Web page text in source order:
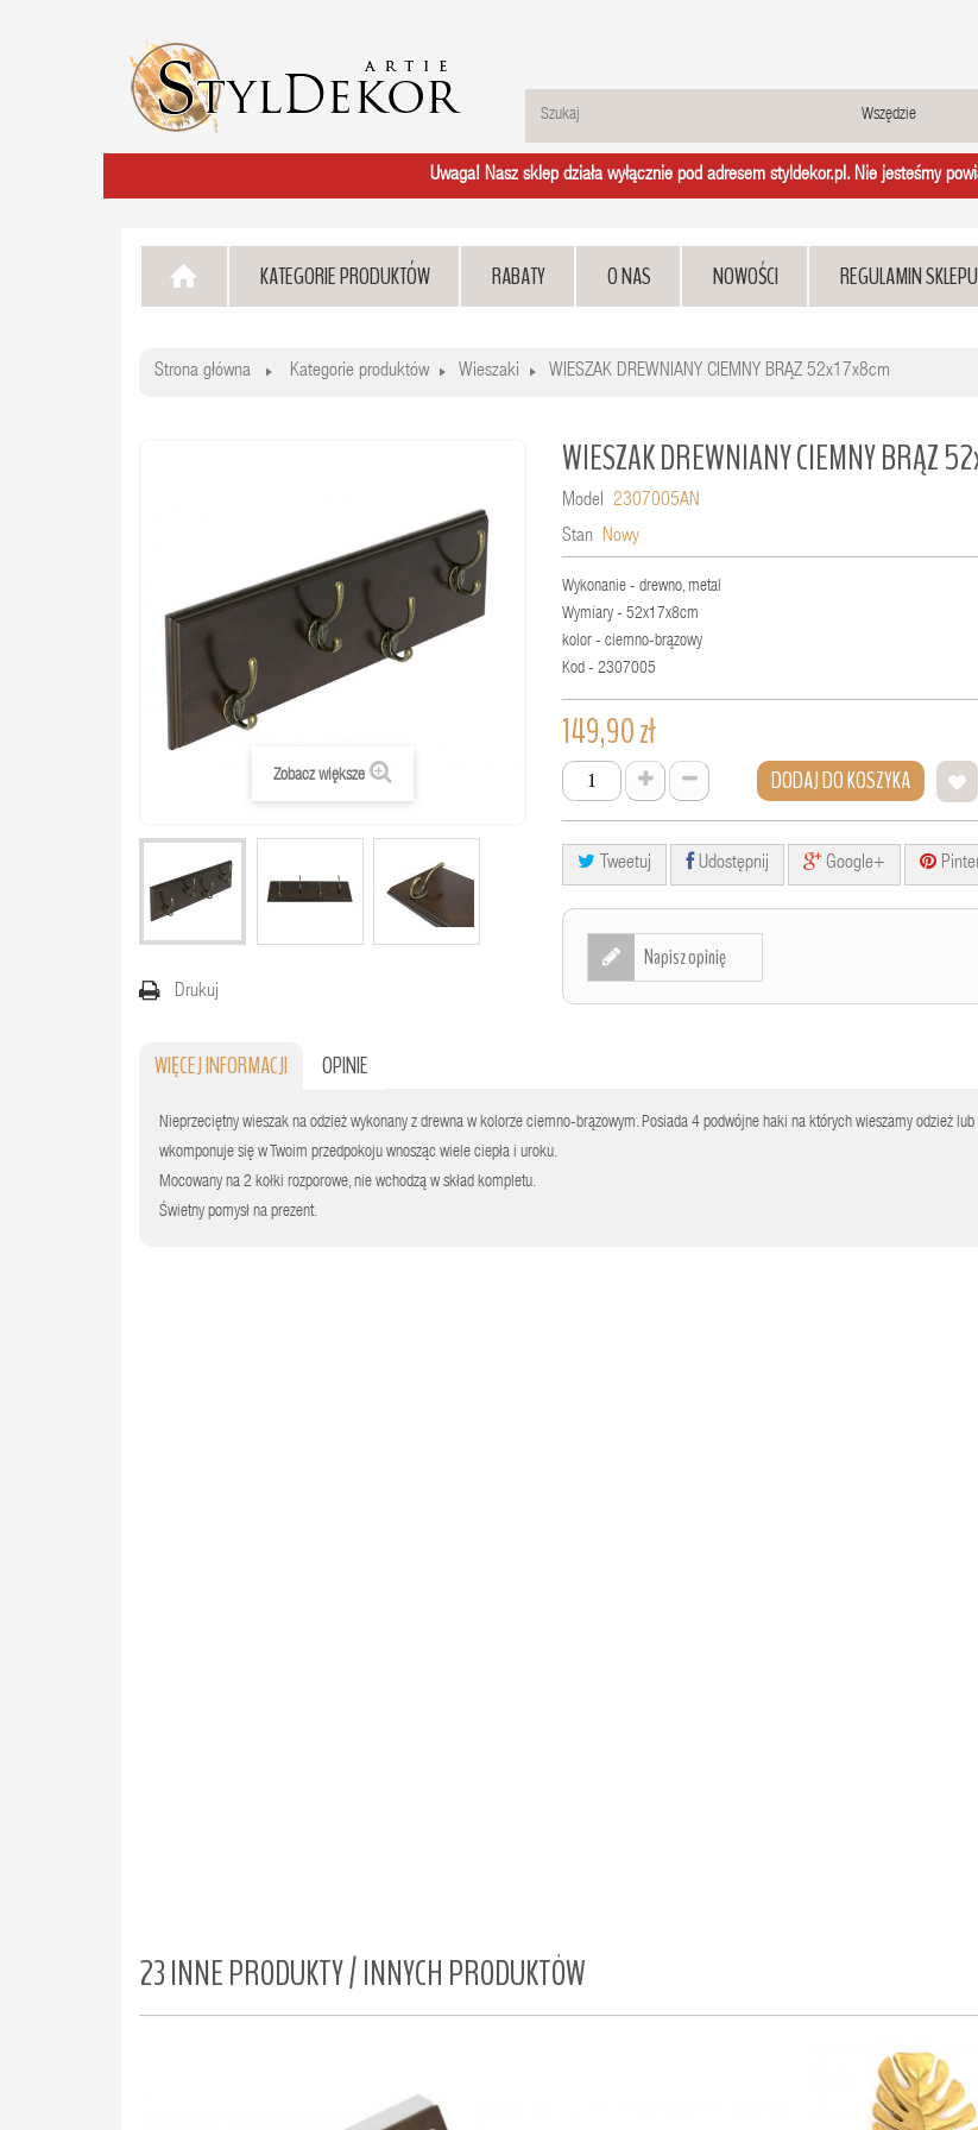
Uwaga! Nasz sklep działa wyłącznie pod adresem styldekor.pl. Nie jesteśmy
KATEGORIE PRODUKTÓW RABATY O NAS NOWOŚCI REGULAMIN SKLEPU
Strona główna Kategorie produktów Wieszaki WIESZAK DREWNIANY CIEMNY BRĄZ 52x17x8cm
Zobacz większe
Drukuj
WIESZAK DREWNIANY CIEMNY BRĄZ
Model 2307005AN
Stan Nowy
Wykonanie - drewno, metal
Wymiary - 52x17x8cm
kolor - ciemno-brązowy
Kod - 2307005
149,90 zł
DODAJ DO KOSZYKA
Tweetuj Udostępnij Google+
Napisz opinię
WIĘCEJ INFORMACJI OPINIE
Nieprzeciętny wieszak na odzież wykonany z drewna w kolorze ciemno-brązowym. Posiada 4 podwójne haki na których wieszamy odzież
wkomponuje się w Twoim przedpokoju wnosząc wiele ciepła i uroku.
Mocowany na 2 kołki rozporowe, nie wchodzą w skład kompletu.
Świetny pomysł na prezent.
23 INNE PRODUKTY / INNYCH PRODUKTÓW